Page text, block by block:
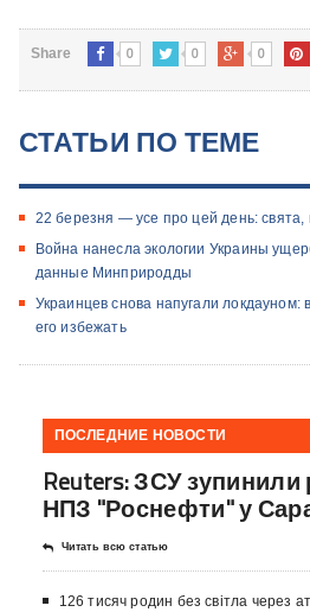
Share 0 0 0
СТАТЬИ ПО ТЕМЕ
22 березня — усе про цей день: свята,
Война нанесла экологии Украины
данные Минприродды
Украинцев снова напугали локдауном:
его избежать
ПОСЛЕДНИЕ НОВОСТИ
Reuters: ЗСУ зупинили
НПЗ "Роснефти" у
Читать всю статью
126 тисяч родин без світла через